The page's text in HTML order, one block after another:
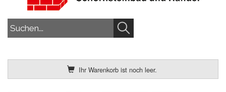
Ihr Warenkorb ist noch leer.